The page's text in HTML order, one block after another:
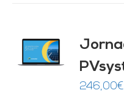
246,00€